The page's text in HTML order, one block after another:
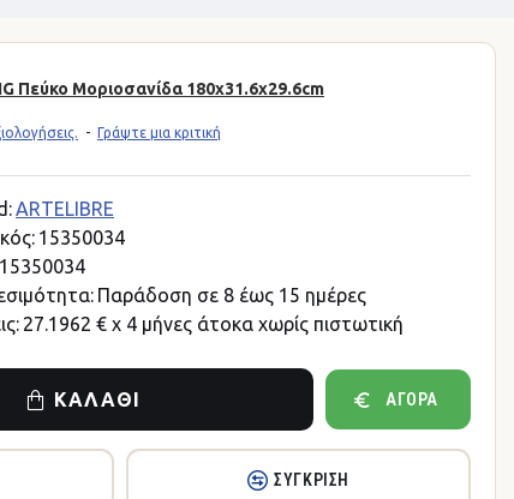
Πεύκο Μοριοσανίδα 180x31.6x29.6cm
- Γράψτε μια κριτική
ARTELIBRE
15350034
15350034
Παράδοση σε 8 έως 15 ημέρες
27.1962 € x 4 μήνες άτοκα χωρίς πιστωτική
ΚΑΛΆΘΙ ΑΓΟΡΆ
ΣΎΓΚΡΙΣΗ